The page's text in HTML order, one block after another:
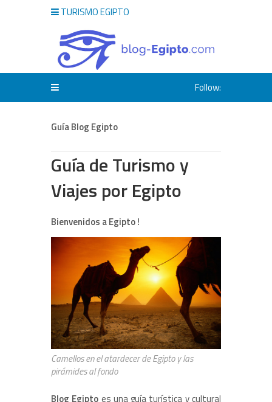
TURISMO EGIPTO
Follow:
Guía Blog Egipto
Guía de Turismo y
Viajes por Egipto
Bienvenidos a Egipto !
Camellos en el atardecer de Egipto y las
pirámides al fondo
Blog Egipto es una guía turística y cultural